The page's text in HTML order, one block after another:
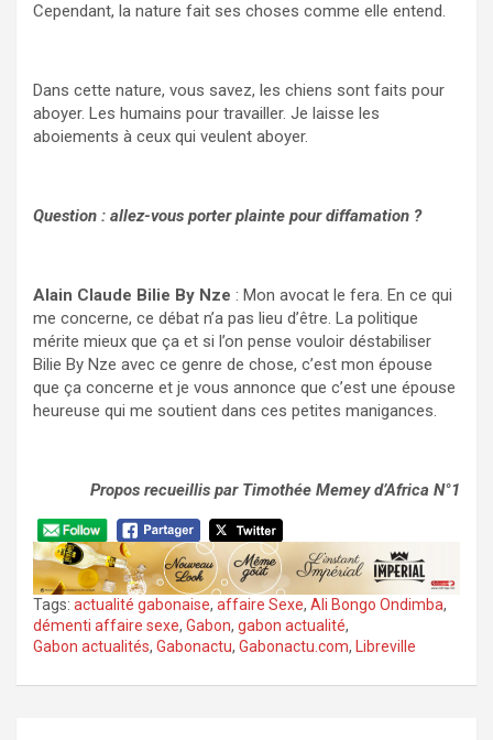
Cependant, la nature fait ses choses comme elle entend.
Dans cette nature, vous savez, les chiens sont faits pour
aboyer. Les humains pour travailler. Je laisse les
aboiements à ceux qui veulent aboyer.
Question : allez-vous porter plainte pour diffamation ?
Alain Claude Bilie By Nze : Mon avocat le fera. En ce qui
me concerne, ce débat n’a pas lieu d’être. La politique
mérite mieux que ça et si l’on pense vouloir déstabiliser
Bilie By Nze avec ce genre de chose, c’est mon épouse
que ça concerne et je vous annonce que c’est une épouse
heureuse qui me soutient dans ces petites manigances.
Propos recueillis par Timothée Memey d’Africa N°1
Tags: actualité gabonaise, affaire Sexe, Ali Bongo Ondimba,
démenti affaire sexe, Gabon, gabon actualité,
Gabon actualités, Gabonactu, Gabonactu.com, Libreville